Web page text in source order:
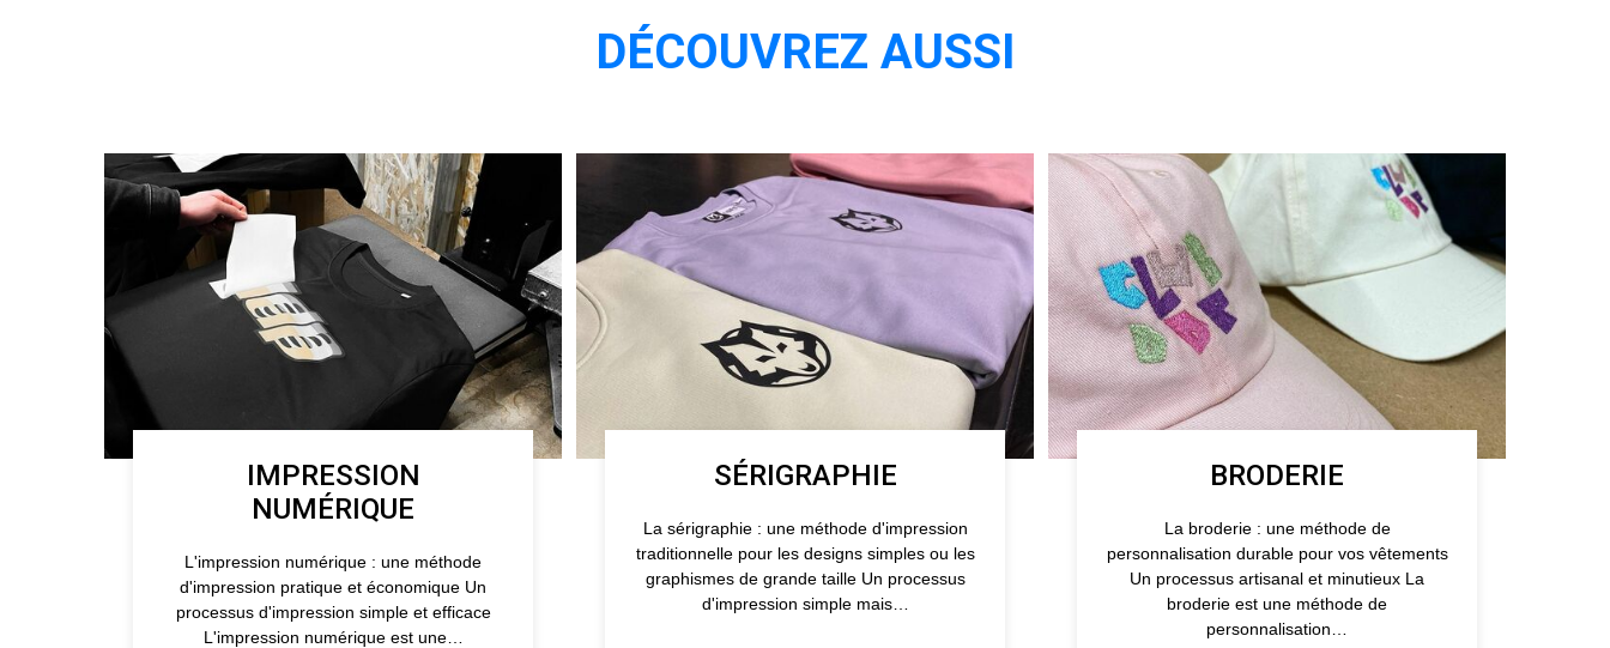
DÉCOUVREZ AUSSI
IMPRESSION
NUMÉRIQUE
L'impression numérique : une méthode
d'impression pratique et économique Un
processus d'impression simple et efficace
L'impression numérique est une…
SÉRIGRAPHIE
La sérigraphie : une méthode d'impression
traditionnelle pour les designs simples ou les
graphismes de grande taille Un processus
d'impression simple mais…
BRODERIE
La broderie : une méthode de
personnalisation durable pour vos vêtements
Un processus artisanal et minutieux La
broderie est une méthode de
personnalisation…